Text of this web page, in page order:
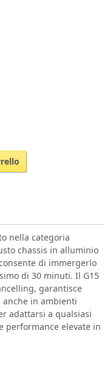
nella categoria
chassis in alluminio
di immergerlo
di 30 minuti. Il G15
garantisce
in ambienti
adattarsi a qualsiasi
performance elevate in